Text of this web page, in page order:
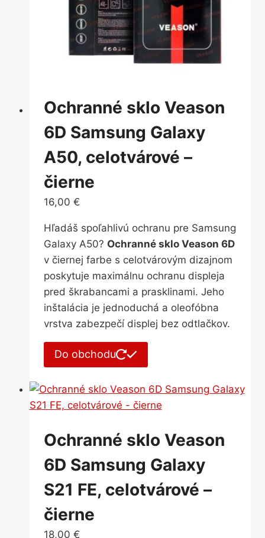
Ochranné sklo Veason
6D Samsung Galaxy
A50, celotvárové –
čierne
16,00 €
Hľadáš spoľahlivú ochranu pre Samsung
Galaxy A50? Ochranné sklo Veason 6D
v čiernej farbe s celotvárovým dizajnom
poskytuje maximálnu ochranu displeja
pred škrabancami a prasklinami. Jeho
inštalácia je jednoduchá a oleofóbna
vrstva zabezpečí displej bez odtlačkov.
Do obchodu
Ochranné sklo Veason
6D Samsung Galaxy
S21 FE, celotvárové –
čierne
18,00 €